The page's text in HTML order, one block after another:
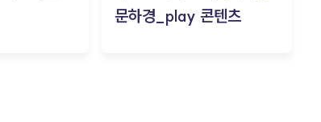
문하경_play 콘텐츠